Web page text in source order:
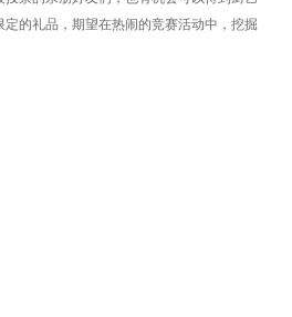
的礼品，期望在热闹的竞赛活动中，挖掘